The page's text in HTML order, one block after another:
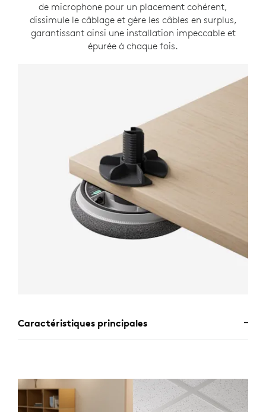
de microphone pour un placement cohérent,
dissimule le câblage et gère les câbles en surplus,
garantissant ainsi une installation impeccable et
épurée à chaque fois.
Caractéristiques principales